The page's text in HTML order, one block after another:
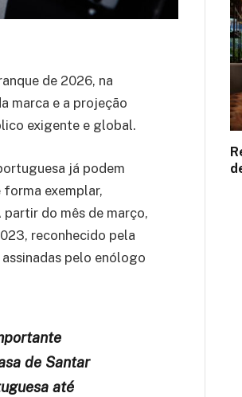
de 2026, na
marca e a projeção
exigente e global.
já podem
forma exemplar,
do mês de março,
reconhecido pela
pelo enólogo
de Santar
até